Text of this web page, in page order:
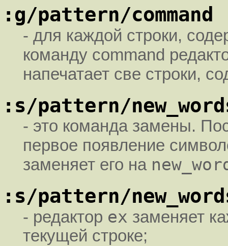
:g/pattern/command
- для каждой строки,
команду command
напечатает све строки,
:s/pattern/
- это команда замены.
первое появление
заменяет его на
:s/pattern/
- редактор ex заменяет
текущей строке;